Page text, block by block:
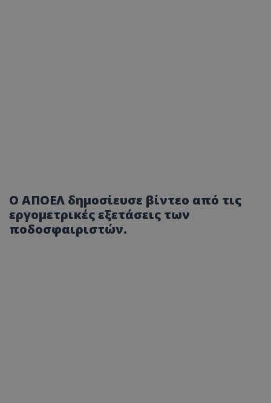
Ο ΑΠΟΕΛ δημοσίευσε βίντεο από τις
εργομετρικές εξετάσεις των
ποδοσφαιριστών.